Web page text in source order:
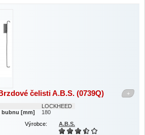
+
čelisti A.B.S. (0739Q)
LOCKHEED
bubnu [mm]
180
Výrobce:
A.B.S.